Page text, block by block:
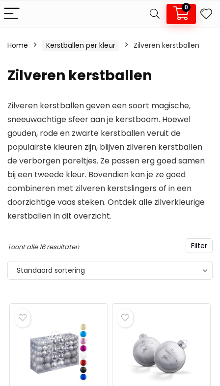
0
Gherkin –
Kerstbal
Grappige Decoratieve
Boombal – 9 cm
BRUBAKER 3-delige
boomballen voor
met hoge hakken,
champagnefles
mondgeblazen
– dames
grappig roze
Home Kerstballen per kleur Zilveren kerstballen
Zilveren kerstballen
Zilveren kerstballen geven een soort magische,
sneeuwachtige sfeer aan je kerstboom. Hoewel
gouden, rode en zwarte kerstballen veruit de
populairste kleuren zijn, blijven zilveren kerstballen
de verborgen pareltjes. Ze passen erg goed samen
bij een tweede kleur. Bovendien kan je ze goed
combineren met zilveren kerstslingers of in een
doorzichtige vaas steken. Ontdek alle zilverkleurige
kerstballen in dit overzicht.
Filter
Toont alle 16 resultaten
Standaard sortering